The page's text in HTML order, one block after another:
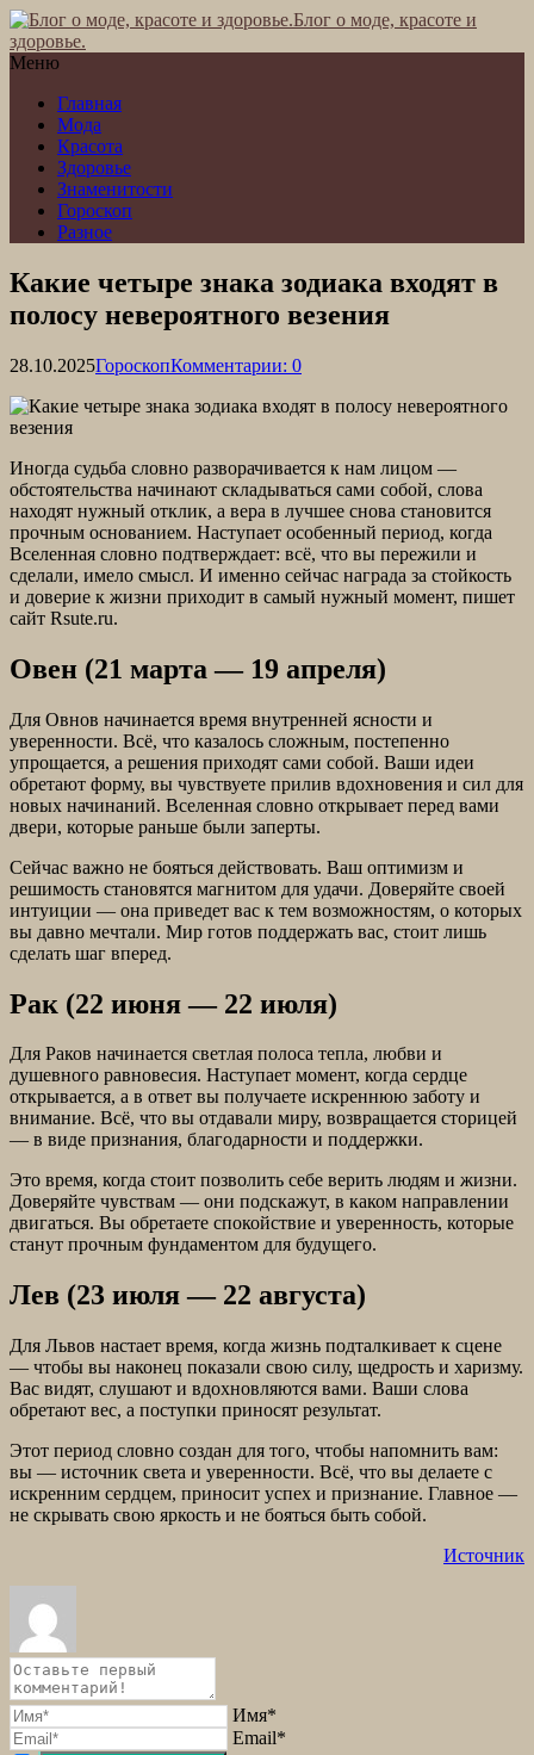
Блог о моде, красоте и
здоровье.
Меню
Главная
Мода
Красота
Здоровье
Знаменитости
Гороскоп
Разное
Какие четыре знака зодиака входят в
полосу невероятного везения
28.10.2025ГороскопКомментарии: 0
Иногда судьба словно разворачивается к нам лицом —
обстоятельства начинают складываться сами собой, слова
находят нужный отклик, а вера в лучшее снова становится
прочным основанием. Наступает особенный период, когда
Вселенная словно подтверждает: всё, что вы пережили и
сделали, имело смысл. И именно сейчас награда за стойкость
и доверие к жизни приходит в самый нужный момент, пишет
сайт Rsute.ru.
Овен (21 марта — 19 апреля)
Для Овнов начинается время внутренней ясности и
уверенности. Всё, что казалось сложным, постепенно
упрощается, а решения приходят сами собой. Ваши идеи
обретают форму, вы чувствуете прилив вдохновения и сил для
новых начинаний. Вселенная словно открывает перед вами
двери, которые раньше были заперты.
Сейчас важно не бояться действовать. Ваш оптимизм и
решимость становятся магнитом для удачи. Доверяйте своей
интуиции — она приведет вас к тем возможностям, о которых
вы давно мечтали. Мир готов поддержать вас, стоит лишь
сделать шаг вперед.
Рак (22 июня — 22 июля)
Для Раков начинается светлая полоса тепла, любви и
душевного равновесия. Наступает момент, когда сердце
открывается, а в ответ вы получаете искреннюю заботу и
внимание. Всё, что вы отдавали миру, возвращается сторицей
— в виде признания, благодарности и поддержки.
Это время, когда стоит позволить себе верить людям и жизни.
Доверяйте чувствам — они подскажут, в каком направлении
двигаться. Вы обретаете спокойствие и уверенность, которые
станут прочным фундаментом для будущего.
Лев (23 июля — 22 августа)
Для Львов настает время, когда жизнь подталкивает к сцене
— чтобы вы наконец показали свою силу, щедрость и харизму.
Вас видят, слушают и вдохновляются вами. Ваши слова
обретают вес, а поступки приносят результат.
Этот период словно создан для того, чтобы напомнить вам:
вы — источник света и уверенности. Всё, что вы делаете с
искренним сердцем, приносит успех и признание. Главное —
не скрывать свою яркость и не бояться быть собой.
Источник
Имя*
Email*